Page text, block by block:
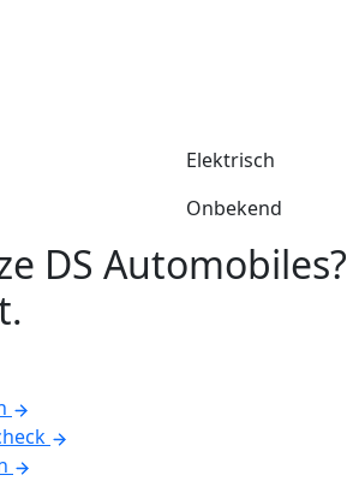
Elektrisch
Onbekend
DS Automobiles?
.